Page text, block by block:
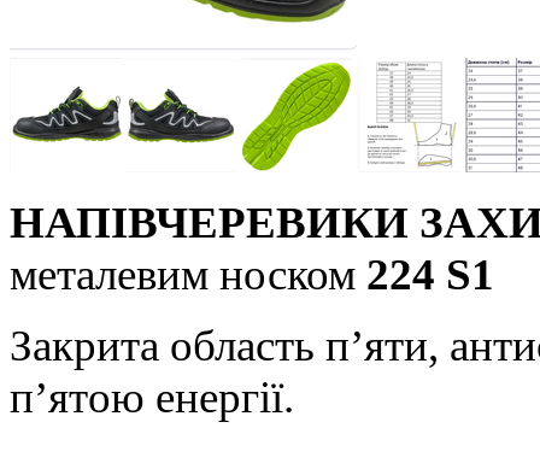
НАПІВЧЕРЕВИКИ
металевим носком 224 S1
Закрита область п’яти,
п’ятою енергії.